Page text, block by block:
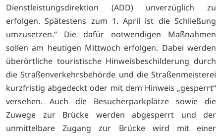
Dienstleistungsdirektion (ADD) unverzüglich zu
erfolgen. Spätestens zum 1. April ist die Schließung
umzusetzen.“ Die dafür notwendigen Maßnahmen
sollen am heutigen Mittwoch erfolgen. Dabei werden
überörtliche touristische Hinweisbeschilderung durch
die Straßenverkehrsbehörde und die Straßenmeisterei
kurzfristig abgedeckt oder mit dem Hinweis „gesperrt“
versehen. Auch die Besucherparkplätze sowie die
Zuwege zur Brücke werden abgesperrt und der
unmittelbare Zugang zur Brücke wird mit einer